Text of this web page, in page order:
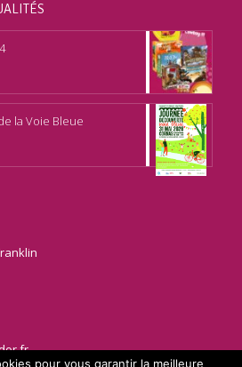
la Voie Bleue
pour vous garantir la meilleure